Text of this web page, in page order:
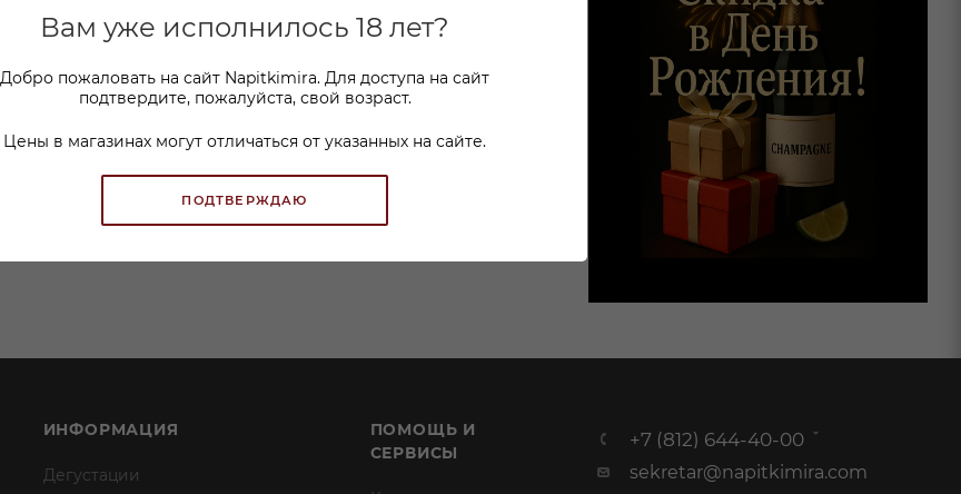
Вам уже исполнилось 18 лет?
Добро пожаловать на сайт Napitkimira. Для доступа на сайт
подтвердите, пожалуйста, свой возраст.
Цены в магазинах могут отличаться от указанных на сайте.
ПОДТВЕРЖДАЮ
ИНФОРМАЦИЯ
Дегустации
ПОМОЩЬ И
СЕРВИСЫ
+7 (812) 644-40-00
sekretar@napitkimira.com